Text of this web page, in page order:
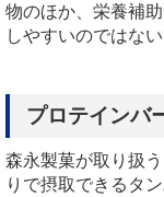
物のほか、栄養補
しやすいのではない
プロテインバ
森永製菓が取り扱
りで摂取できるタ